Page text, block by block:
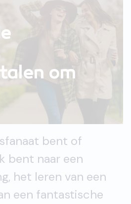
om
bent of
bent naar een
het leren van een
een fantastische